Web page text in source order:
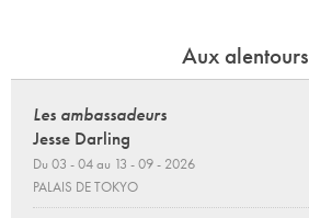
Aux alentours
Les ambassadeurs
Jesse Darling
Du 03 - 04 au 13 - 09 - 2026
PALAIS DE TOKYO